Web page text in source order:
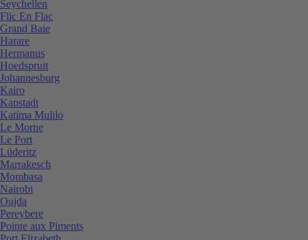
Seychellen
Flic En Flac
Grand Baie
Harare
Hermanus
Hoedspruit
Johannesburg
Kairo
Kapstadt
Katima Mulilo
Le Morne
Le Port
Lüderitz
Marrakesch
Mombasa
Nairobi
Oujda
Pereybere
Pointe aux Piments